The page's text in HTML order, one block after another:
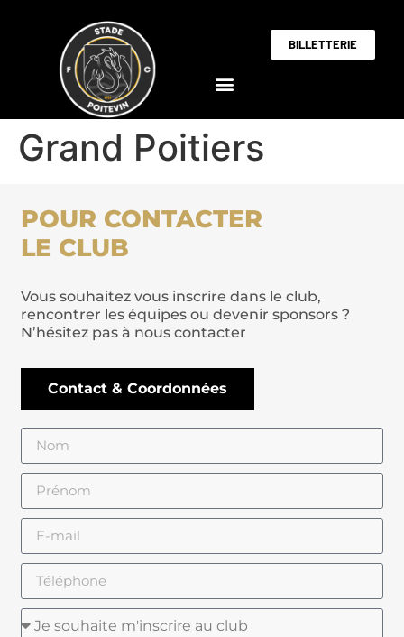
BILLETTERIE
Grand Poitiers
POUR CONTACTER
LE CLUB
Vous souhaitez vous inscrire dans le club,
rencontrer les équipes ou devenir sponsors ?
N’hésitez pas à nous contacter
Contact & Coordonnées